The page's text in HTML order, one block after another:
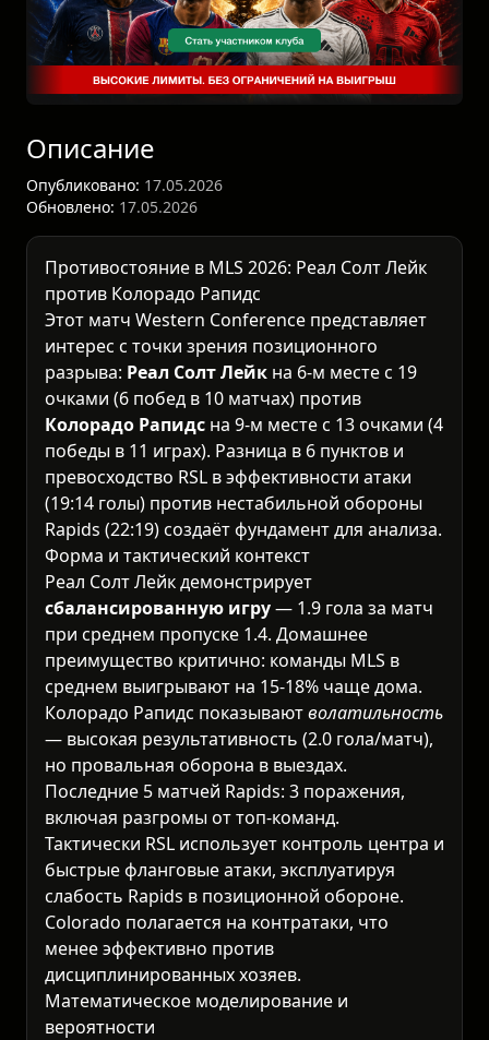
Описание
Опубликовано: 17.05.2026
Обновлено: 17.05.2026
Противостояние в MLS 2026: Реал Солт Лейк
против Колорадо Рапидс
Этот матч Western Conference представляет
интерес с точки зрения позиционного
разрыва: Реал Солт Лейк на 6-м месте с 19
очками (6 побед в 10 матчах) против
Колорадо Рапидс на 9-м месте с 13 очками (4
победы в 11 играх). Разница в 6 пунктов и
превосходство RSL в эффективности атаки
(19:14 голы) против нестабильной обороны
Rapids (22:19) создаёт фундамент для анализа.
Форма и тактический контекст
Реал Солт Лейк демонстрирует
сбалансированную игру— 1.9 гола за матч
при среднем пропуске 1.4. Домашнее
преимущество критично: команды MLS в
среднем выигрывают на 15-18% чаще дома.
Колорадо Рапидс показываютволатильность
— высокая результативность (2.0 гола/матч),
но провальная оборона в выездах.
Последние 5 матчей Rapids: 3 поражения,
включая разгромы от топ-команд.
Тактически RSL использует контроль центра и
быстрые фланговые атаки, эксплуатируя
слабость Rapids в позиционной обороне.
Colorado полагается на контратаки, что
менее эффективно против
дисциплинированных хозяев.
Математическое моделирование и
вероятности